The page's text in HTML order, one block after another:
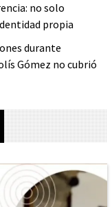
no solo
propia
durante
Gómez no cubrió